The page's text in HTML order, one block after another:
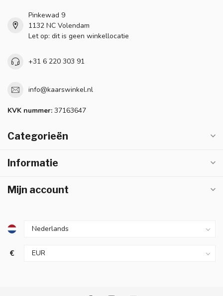
Pinkewad 9
1132 NC Volendam
Let op: dit is geen winkellocatie
+31 6 220 303 91
info@kaarswinkel.nl
KVK nummer: 37163647
Categorieën
Informatie
Mijn account
€